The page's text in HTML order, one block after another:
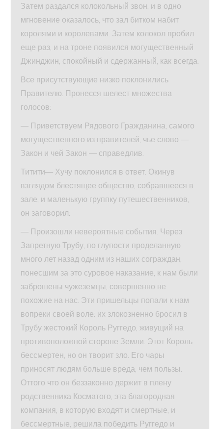
Затем раздался колокольный звон, и в одно
мгновение оказалось, что зал битком набит
королями и королевами. Затем колокол пробил
еще раз, и на троне появился могущественный
Джинджин, спокойный и сдержанный, как всегда.
Все присутствующие низко поклонились
Правителю. Пронесся шелест множества
голосов:
— Приветствуем Рядового Гражданина, самого
могущественного из правителей, чье слово —
Закон и чей Закон — справедлив.
Титити— Хучу поклонился в ответ. Окинув
взглядом блестящее общество, собравшееся в
зале, и маленькую группку путешественников,
он заговорил:
— Произошли невероятные события. Через
Запретную Трубу, по глупости проделанную
много лет назад одним из наших сограждан,
понесшим за это суровое наказание, к нам были
заброшены чужеземцы, совершенно не
похожие на нас. Эти пришельцы попали к нам
вопреки своей воле: их злокозненно бросил в
Трубу жестокий Король Руггедо, живущий на
противоположной стороне Земли. Этот Король
бессмертен, но он творит зло. Его чары
приносят людям больше вреда, чем пользы.
Оттого что он беззаконно держит в плену
родственника Косматого, эта благородная
компания, в которую входят и смертные, и
бессмертные, решила победить Руггедо и